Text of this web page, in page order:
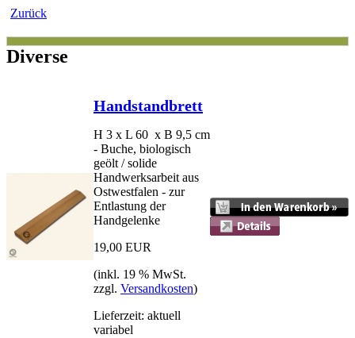
Zurück
Diverse
Handstandbrett
H 3 x L 60 x B 9,5 cm
- Buche, biologisch
geölt / solide
Handwerksarbeit aus
Ostwestfalen - zur
Entlastung der
Handgelenke
19,00 EUR
(inkl. 19 % MwSt.
zzgl. Versandkosten)
Lieferzeit: aktuell
variabel